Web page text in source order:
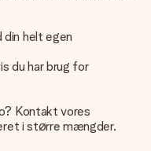
din helt egen
du har brug for
Kontakt vores
i større mængder.